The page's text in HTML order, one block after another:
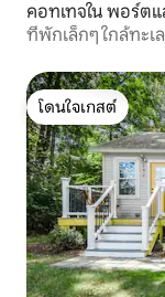
คอทเทจใน พอร์ต
ที่พักเล็กๆ ใกล้ทะเ
โดนใจเกสต์
โดนใจเกสต์